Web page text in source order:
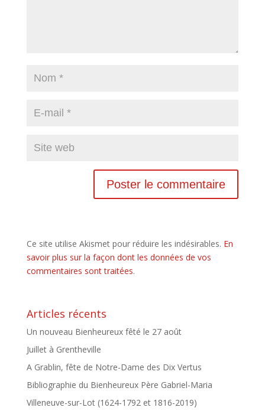
Ce site utilise Akismet pour réduire les indésirables. En
savoir plus sur la façon dont les données de vos
commentaires sont traitées.
Articles récents
Un nouveau Bienheureux fêté le 27 août
Juillet à Grentheville
A Grablin, fête de Notre-Dame des Dix Vertus
Bibliographie du Bienheureux Père Gabriel-Maria
Villeneuve-sur-Lot (1624-1792 et 1816-2019)